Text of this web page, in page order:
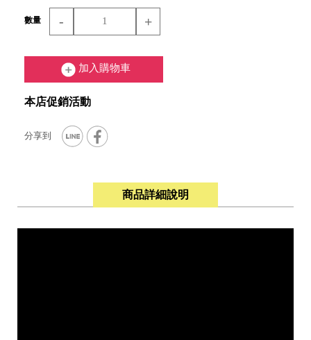
數量 - +
加入購物車
本店促銷活動
商品詳細說明